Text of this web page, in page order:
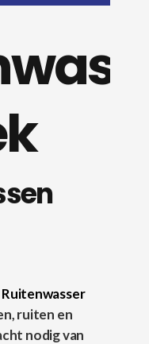
Ruitenwasser
ruiten en
nodig van